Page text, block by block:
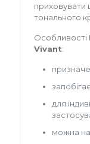
приховувати
тонального
Особливості
Vivant:
для
можна